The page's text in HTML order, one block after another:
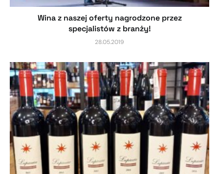
Wina z naszej oferty nagrodzone przez
specjalistów z branży!
28.05.2019